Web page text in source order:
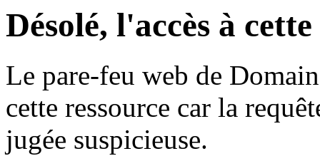
Désolé, l'accès à
Le pare-feu web de
cette ressource car la
jugée suspicieuse.